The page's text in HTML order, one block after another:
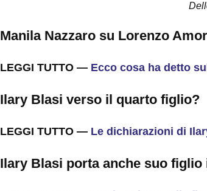
Manila Nazzaro su Lorenzo
LEGGI TUTTO — Ecco cosa ha detto
Ilary Blasi verso il quarto figlio?
LEGGI TUTTO — Le dichiarazioni di
Ilary Blasi porta anche suo figlio